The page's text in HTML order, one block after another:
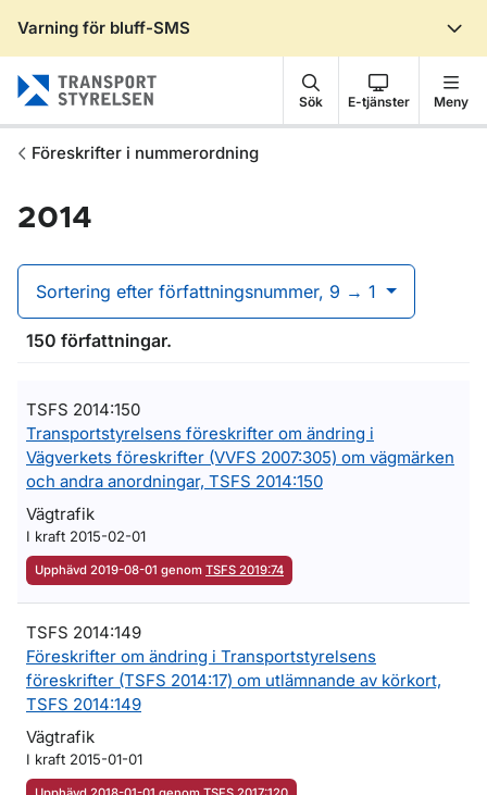
Varning för bluff-SMS
Sök E-tjänster Meny
Föreskrifter i nummerordning
2014
Sortering efter författningsnummer, 9 → 1
150 författningar.
TSFS 2014:150
Transportstyrelsens föreskrifter om ändring i
Vägverkets föreskrifter (VVFS 2007:305) om vägmärken
och andra anordningar, TSFS 2014:150
Vägtrafik
I kraft 2015-02-01
Upphävd 2019-08-01 genom TSFS 2019:74
TSFS 2014:149
Föreskrifter om ändring i Transportstyrelsens
föreskrifter (TSFS 2014:17) om utlämnande av körkort,
TSFS 2014:149
Vägtrafik
I kraft 2015-01-01